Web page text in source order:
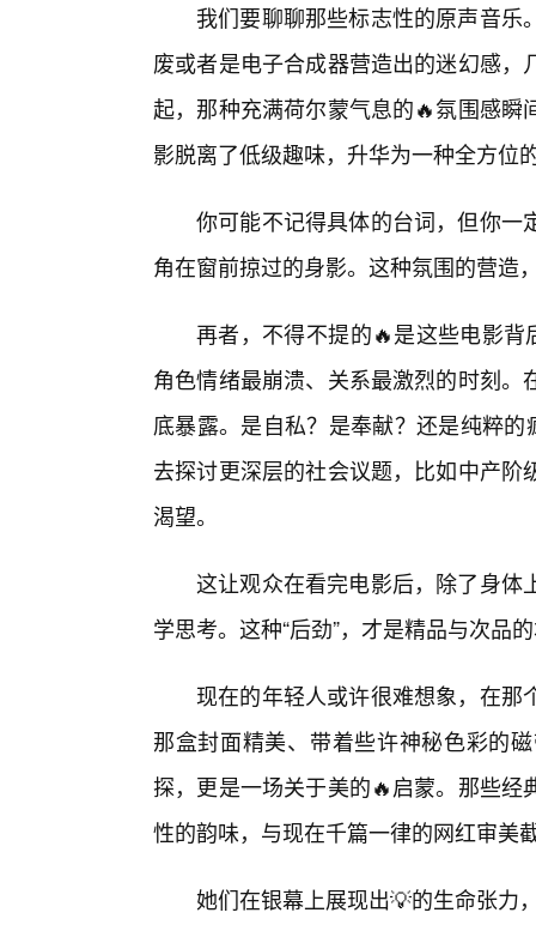
我们要聊聊那些标志性的原声音
废或者是电子合成器营造出的迷幻感
起，那种充满荷尔蒙气息的🔥氛围感
影脱离了低级趣味，升华为一种全方位
你可能不记得具体的台词，但你一
角在窗前掠过的身影。这种氛围的营造
再者，不得不提的🔥是这些电影背
角色情绪最崩溃、关系最激烈的时刻
底暴露。是自私？是奉献？还是纯粹
去探讨更深层的社会议题，比如中产
渴望。
这让观众在看完电影后，除了身体
学思考。这种“后劲”，才是精品与次品
现在的年轻人或许很难想象，在那
那盒封面精美、带着些许神秘色彩的
探，更是一场关于美的🔥启蒙。那些
性的韵味，与现在千篇一律的网红审美
她们在银幕上展现出💡的生命张力